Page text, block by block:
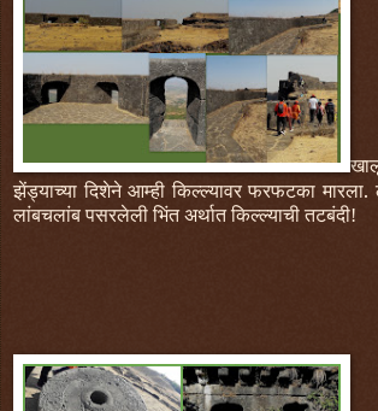
झेंड्याच्या दिशेने आम्ही किल्ल्यावर फरफटका मारला.
लांबचलांब पसरलेली भिंत अर्थात किल्ल्याची तटबंदी!